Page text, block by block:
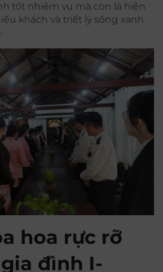
tốt nhiệm vụ mà còn là hiện
khách và triết lý sống xanh
hoa rực rỡ
đình I-